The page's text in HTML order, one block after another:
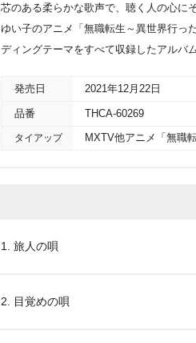
芯のある柔らかな歌声で、聴く人の心に
ゆい子のアニメ「無職転生～異世界行っ
ディングテーマをすべて収録したアルバ
発売日 2021年12月22日
品番 THCA-60269
タイアップ MXTV他アニメ「無職
1. 旅人の唄
2. 目覚めの唄